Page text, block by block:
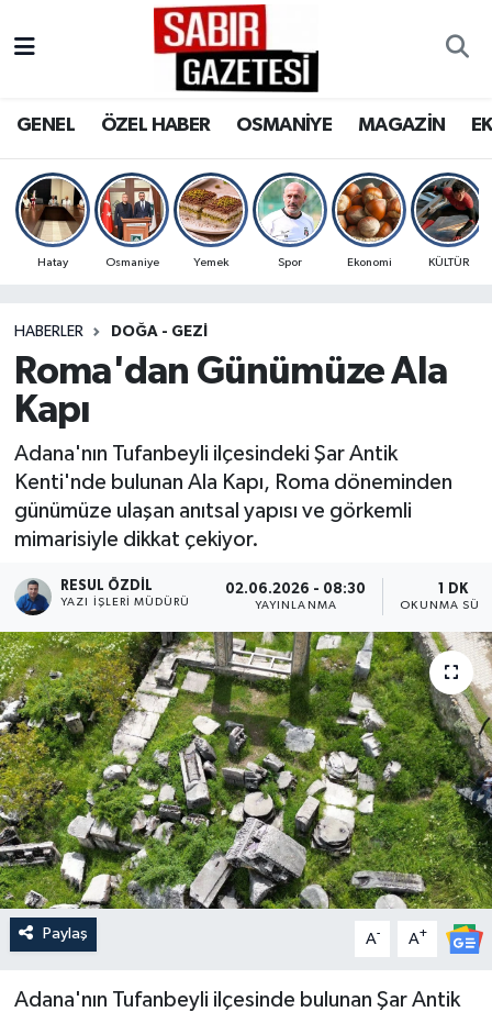
GENEL ÖZEL HABER OSMANİYE MAGAZİN
Hatay Osmaniye Yemek Spor Ekonomi KÜLTÜR
HABERLER DOĞA - GEZI
Roma'dan Günümüze Ala
Kapı
Adana'nın Tufanbeyli ilçesindeki Şar Antik
Kenti'nde bulunan Ala Kapı, Roma döneminden
günümüze ulaşan anıtsal yapısı ve görkemli
mimarisiyle dikkat çekiyor.
RESUL ÖZDIL
YAZI İŞLERI MÜDÜRÜ
02.06.2026 - 08:30
YAYINLANMA
1 DK
OKUNMA
Paylaş A- A+
Adana'nın Tufanbeyli ilçesinde bulunan Şar Antik
OSMANİYE
MAGAZİN
SPOR
RESMİ İLANLAR
Osmaniye Nöbetçi Eczaneler
Osmaniye Trafik Yoğunluk Haritası
Süper Lig Puan Durumu ve Fikstür
Son Dakika Haberleri
Haber Arşivi